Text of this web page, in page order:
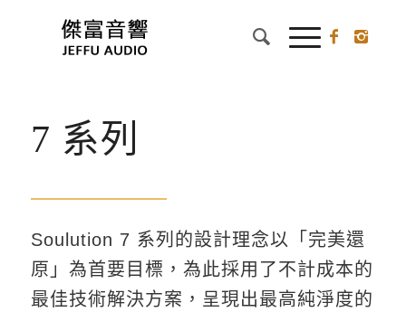
7 系列
Soulution 7 系列的設計理念以「完美還
原」為首要目標，為此採用了不計成本的
最佳技術解決方案，呈現出最高純淨度的